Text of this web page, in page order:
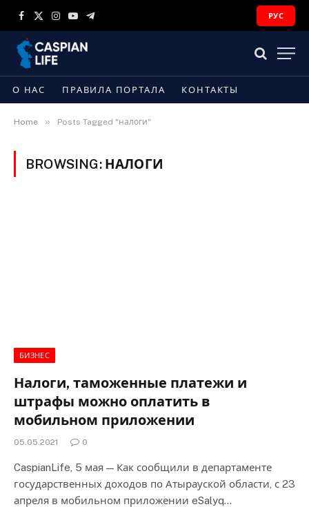
Facebook
X
Instagram
YouTubeTelegram
РУС
О НАС ПРАВИЛА ПОРТАЛА КОНТАКТЫ
Home » Posts Tagged "налоги"
BROWSING: НАЛОГИ
БИЗНЕС
Налоги, таможенные платежи и
штрафы можно оплатить в
мобильном приложении
05.05.2021 0
CaspianLife, 5 мая — Как сообщили в департаменте
государственных доходов по Атырауской области, с 23
апреля в мобильном приложении eSalyq…